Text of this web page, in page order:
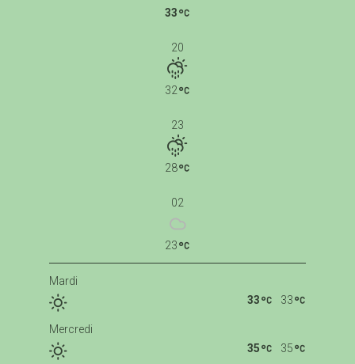
33
20
32
23
28
02
23
Mardi
33
33
Mercredi
35
35